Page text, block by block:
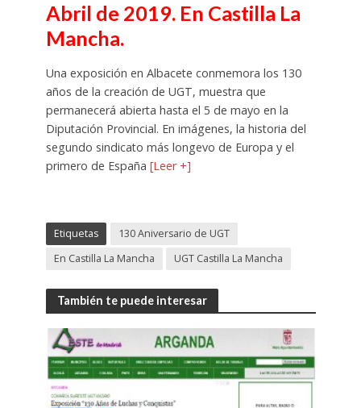
Abril de 2019. En Castilla La
Mancha.
Una exposición en Albacete conmemora los 130
años de la creación de UGT, muestra que
permanecerá abierta hasta el 5 de mayo en la
Diputación Provincial. En imágenes, la historia del
segundo sindicato más longevo de Europa y el
primero de España [Leer +]
Etiquetas
130 Aniversario de UGT
En Castilla La Mancha
UGT Castilla La Mancha
También te puede interesar